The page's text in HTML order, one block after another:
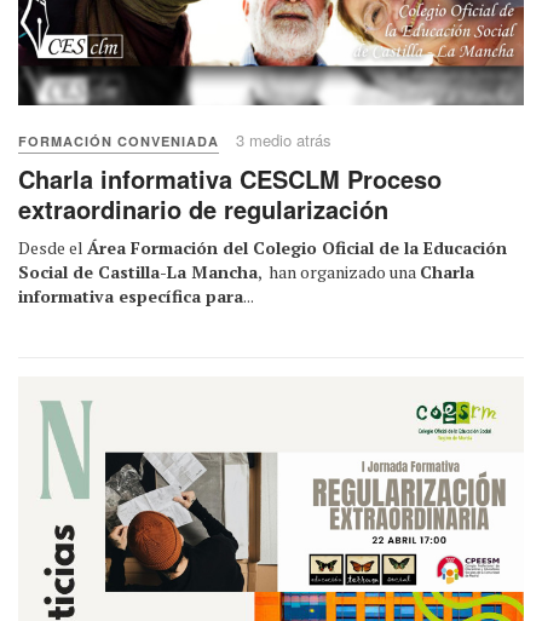
FORMACIÓN CONVENIADA 3 medio atrás
Charla informativa CESCLM Proceso
extraordinario de regularización
Desde el Área Formación del Colegio Oficial de la Educación
Social de Castilla-La Mancha, han organizado una Charla
informativa específica para...